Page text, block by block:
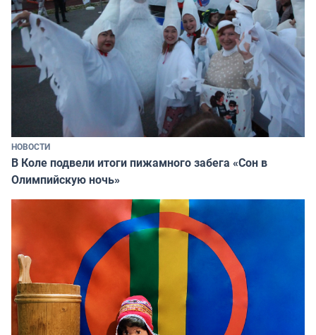
НОВОСТИ
В Коле подвели итоги пижамного забега «Сон в
Олимпийскую ночь»